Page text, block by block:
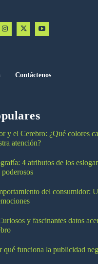
Contáctenos
y el Cerebro: ¿Qué colores
atención?
4 atributos de los
poderosos
del consumidor:
y fascinantes datos
qué funciona la publicidad